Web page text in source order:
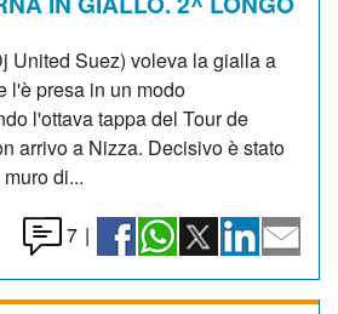
United Suez) voleva la gialla a
l'è presa in un modo
l'ottava tappa del Tour de
arrivo a Nizza. Decisivo è stato
di...
7 |